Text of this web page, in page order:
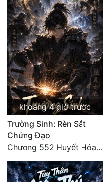
khoảng 4 giờ trước
Trường Sinh: Rèn Sắt
Chứng Đạo
Chương 552 Huyết Hỏa Độn Hư, nhân quả chưa dứt